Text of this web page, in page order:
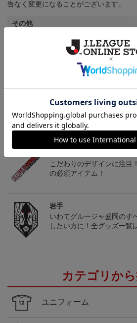
告なく変更になることがございます。
その他
ギフト対応について
トピックス
こだわりのデザインに注目
の必須アイテム！
岩手
いわてグルージャ盛岡のす
したい方に！全グッズ一覧
カテゴリか
ユニフォーム